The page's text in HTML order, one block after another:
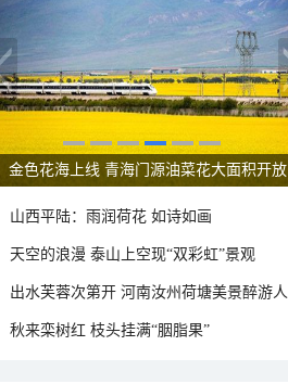
金色花海上线 青海门源油菜花大面积开放
山西平陆：雨润荷花 如诗如画
天空的浪漫 泰山上空现“双彩虹”景观
出水芙蓉次第开 河南汝州荷塘美景醉游人
秋来栾树红 枝头挂满“胭脂果”